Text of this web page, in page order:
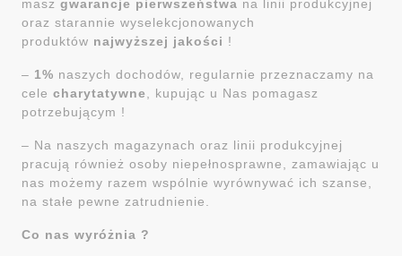
masz gwarancje pierwszeństwa na linii produkcyjnej
oraz starannie wyselekcjonowanych
produktów najwyższej jakości !
– 1% naszych dochodów, regularnie przeznaczamy na
cele charytatywne
, kupując u Nas pomagasz
potrzebującym !
– Na naszych magazynach oraz linii produkcyjnej
pracują również osoby niepełnosprawne, zamawiając u
nas możemy razem wspólnie wyrównywać ich szanse,
na stałe pewne zatrudnienie.
Co nas wyróżnia ?